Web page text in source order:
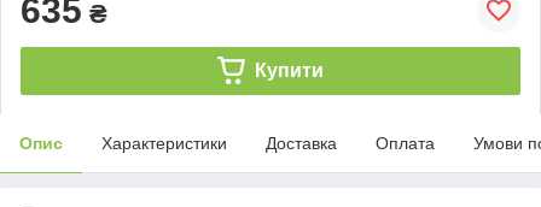
635 ₴
Купити
Опис Характеристики Доставка Оплата Умови